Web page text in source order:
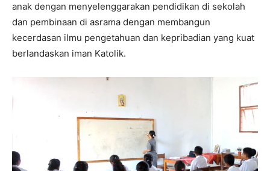
anak dengan menyelenggarakan pendidikan di sekolah
dan pembinaan di asrama dengan membangun
kecerdasan ilmu pengetahuan dan kepribadian yang kuat
berlandaskan iman Katolik.